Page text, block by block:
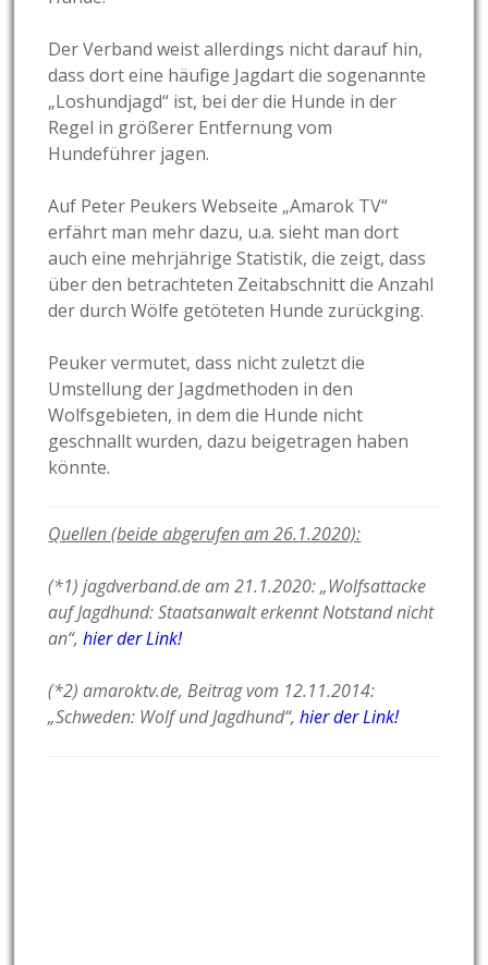
Der Verband weist allerdings nicht darauf hin,
dass dort eine häufige Jagdart die sogenannte
„Loshundjagd“ ist, bei der die Hunde in der
Regel in größerer Entfernung vom
Hundeführer jagen.
Auf Peter Peukers Webseite „Amarok TV“
erfährt man mehr dazu, u.a. sieht man dort
auch eine mehrjährige Statistik, die zeigt, dass
über den betrachteten Zeitabschnitt die Anzahl
der durch Wölfe getöteten Hunde zurückging.
Peuker vermutet, dass nicht zuletzt die
Umstellung der Jagdmethoden in den
Wolfsgebieten, in dem die Hunde nicht
geschnallt wurden, dazu beigetragen haben
könnte.
Quellen (beide abgerufen am 26.1.2020):
(*1) jagdverband.de am 21.1.2020: „Wolfsattacke
auf Jagdhund: Staatsanwalt erkennt Notstand nicht
an“, hier der Link!
(*2) amaroktv.de, Beitrag vom 12.11.2014:
„Schweden: Wolf und Jagdhund“,hier der Link!